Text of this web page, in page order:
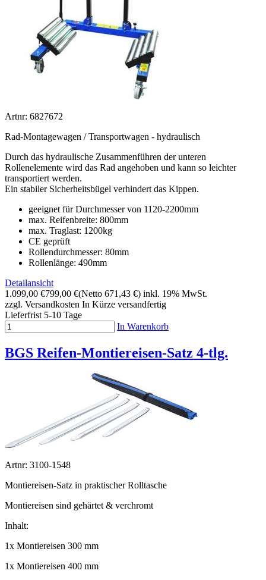
Artnr: 6827672
Rad-Montagewagen / Transportwagen - hydraulisch
Durch das hydraulische Zusammenführen der unteren
Rollenelemente wird das Rad angehoben und kann so leichter
transportiert werden.
Ein stabiler Sicherheitsbügel verhindert das Kippen.
geeignet für Durchmesser von 1120-2200mm
max. Reifenbreite: 800mm
max. Traglast: 1200kg
CE geprüft
Rollendurchmesser: 80mm
Rollenlänge: 490mm
Detailansicht
1.099,00 €799,00 €(Netto 671,43 €) inkl. 19% MwSt.
zzgl. Versandkosten In Kürze versandfertig
Lieferfrist 5-10 Tage
In Warenkorb
BGS Reifen-Montiereisen-Satz 4-tlg.
Artnr: 3100-1548
Montiereisen-Satz in praktischer Rolltasche
Montiereisen sind gehärtet & verchromt
Inhalt:
1x Montiereisen 300 mm
1x Montiereisen 400 mm